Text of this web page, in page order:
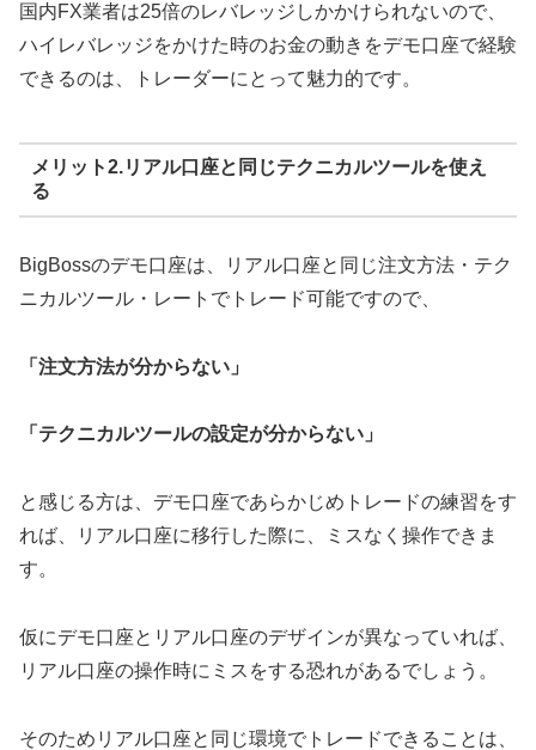
国内FX業者は25倍のレバレッジしかかけられないので、
ハイレバレッジをかけた時のお金の動きをデモ口座で経験
できるのは、トレーダーにとって魅力的です。
メリット2.リアル口座と同じテクニカルツールを使え
る
BigBossのデモ口座は、リアル口座と同じ注文方法・テク
ニカルツール・レートでトレード可能ですので、
「注文方法が分からない」
「テクニカルツールの設定が分からない」
と感じる方は、デモ口座であらかじめトレードの練習をす
れば、リアル口座に移行した際に、ミスなく操作できま
す。
仮にデモ口座とリアル口座のデザインが異なっていれば、
リアル口座の操作時にミスをする恐れがあるでしょう。
そのためリアル口座と同じ環境でトレードできることは、